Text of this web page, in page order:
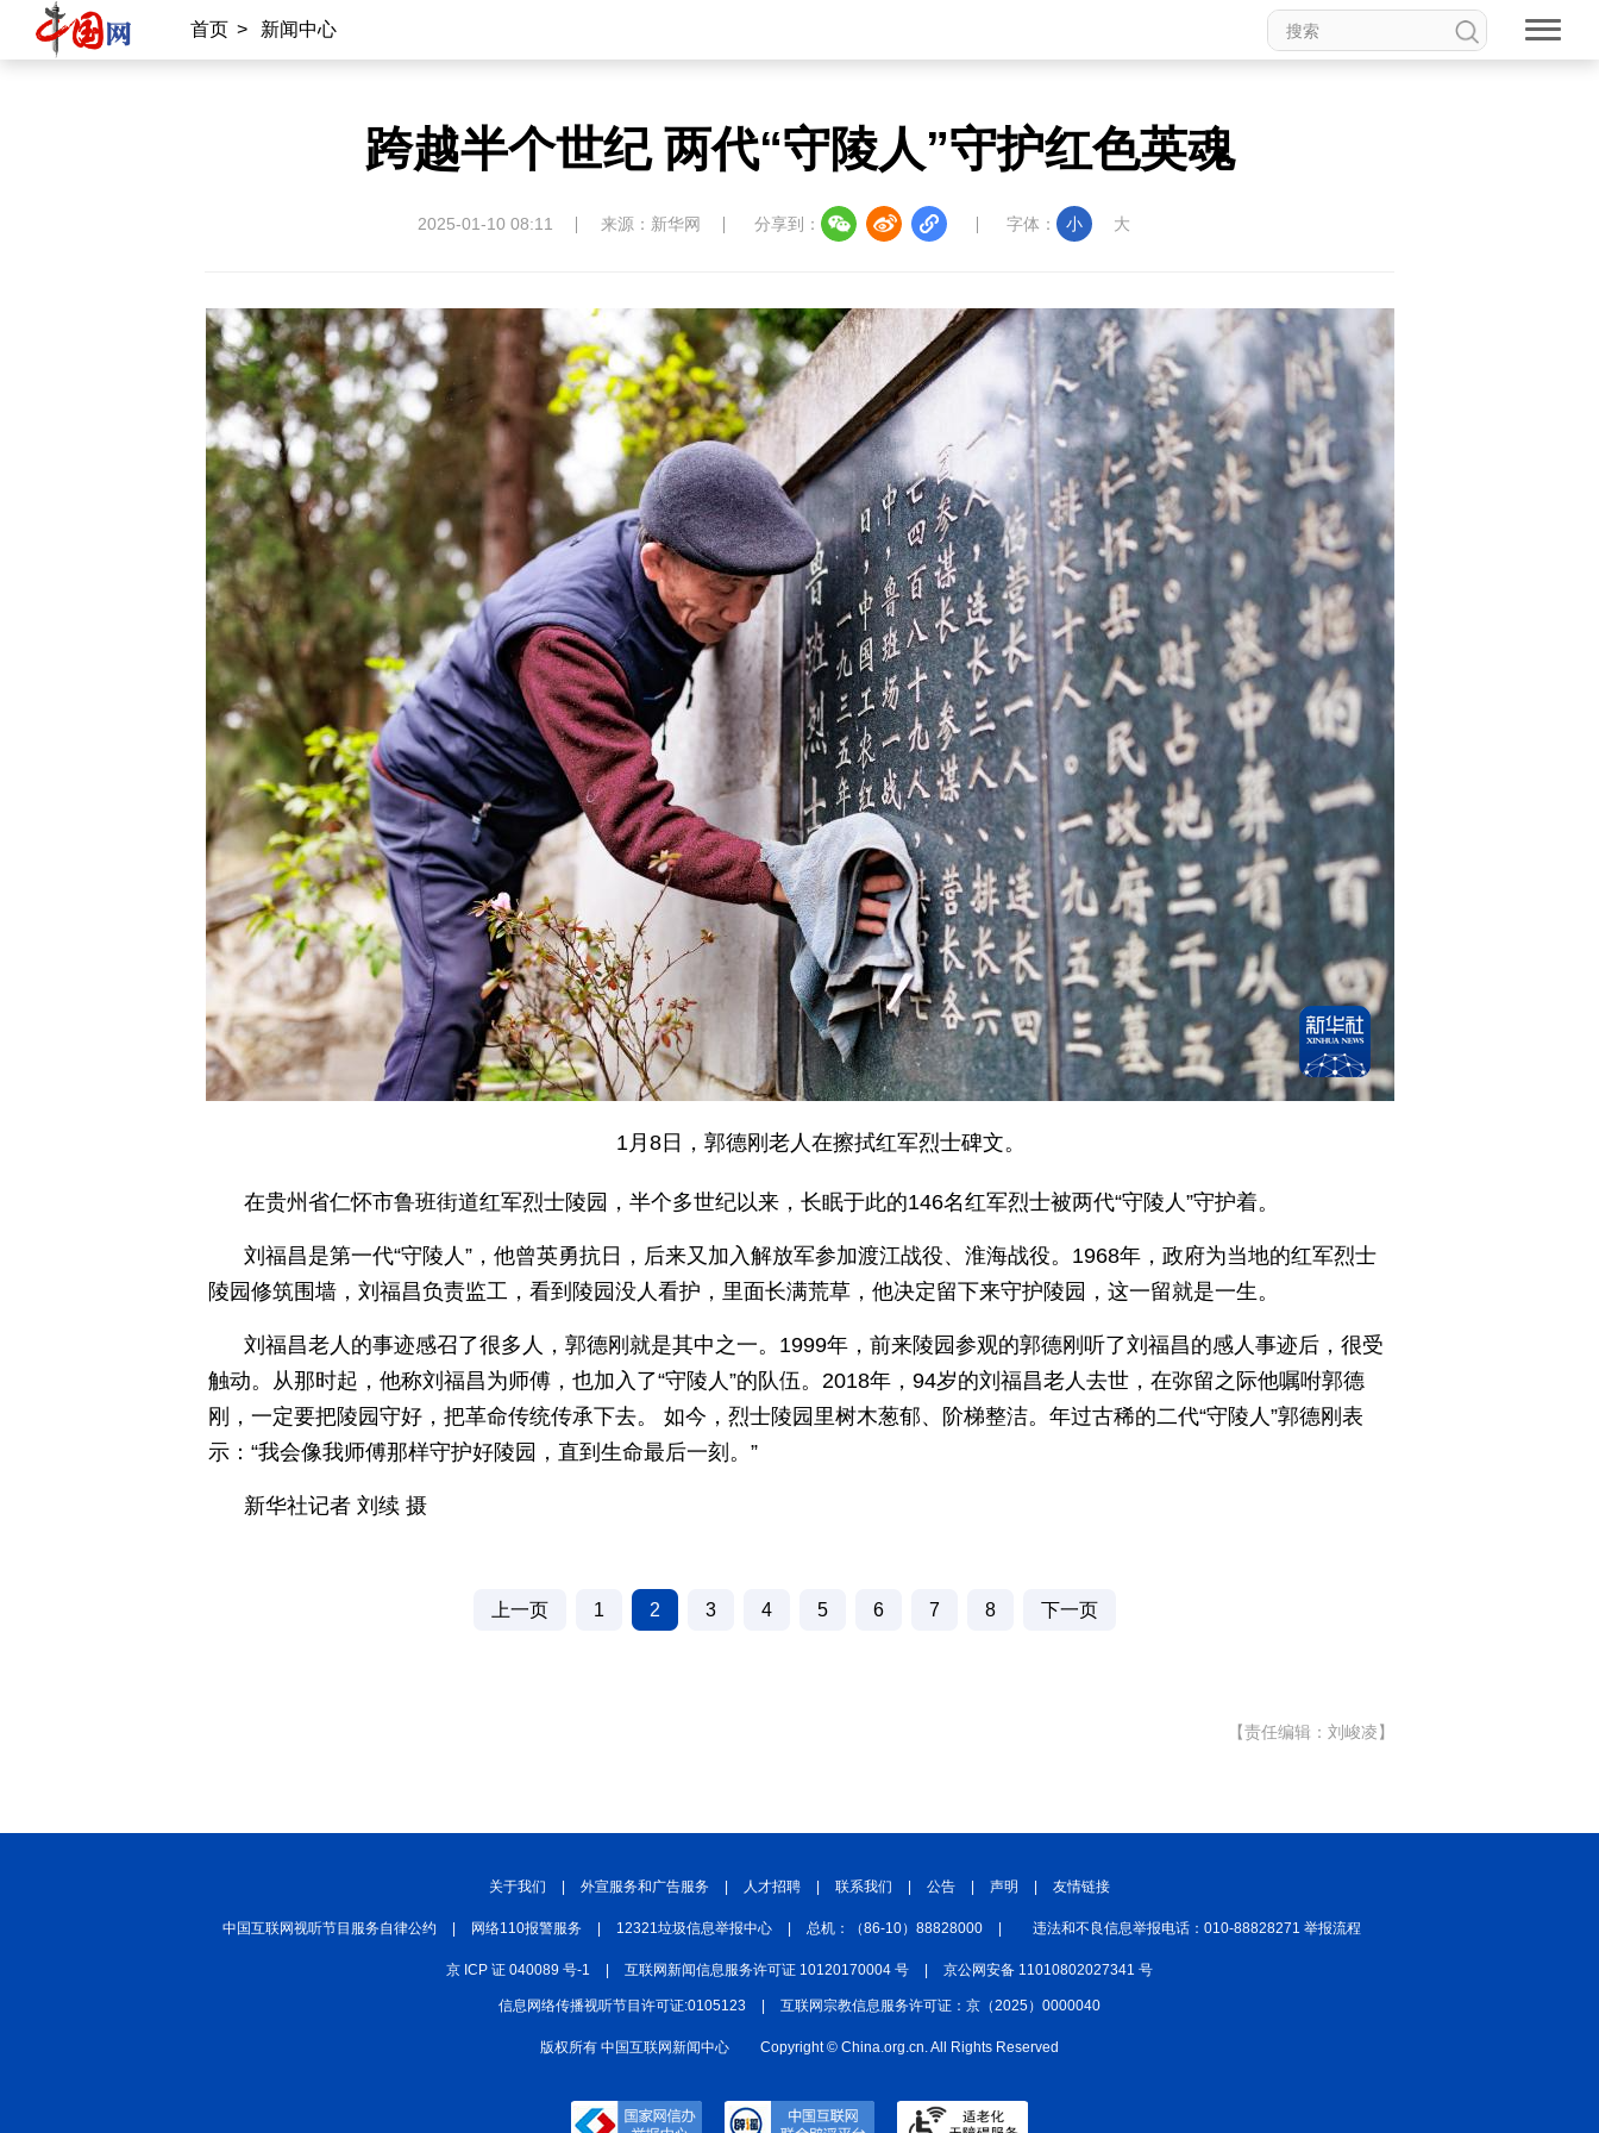
首页 > 新闻中心
跨越半个世纪 两代“守陵人”守护红色英魂
2025-01-10 08:11 来源：新华网 分享到： 字体： 小 大
1月8日，郭德刚老人在擦拭红军烈士碑文。
在贵州省仁怀市鲁班街道红军烈士陵园，半个多世纪以来，长眠于此的146名红军烈士被两代“守陵人”守护着。
刘福昌是第一代“守陵人”，他曾英勇抗日，后来又加入解放军参加渡江战役、淮海战役。1968年，政府为当地的红军烈士
陵园修筑围墙，刘福昌负责监工，看到陵园没人看护，里面长满荒草，他决定留下来守护陵园，这一留就是一生。
刘福昌老人的事迹感召了很多人，郭德刚就是其中之一。1999年，前来陵园参观的郭德刚听了刘福昌的感人事迹后，很受
触动。从那时起，他称刘福昌为师傅，也加入了“守陵人”的队伍。2018年，94岁的刘福昌老人去世，在弥留之际他嘱咐郭德
刚，一定要把陵园守好，把革命传统传承下去。 如今，烈士陵园里树木葱郁、阶梯整洁。年过古稀的二代“守陵人”郭德刚表
示：“我会像我师傅那样守护好陵园，直到生命最后一刻。”
新华社记者 刘续 摄
上一页 1 2 3 4 5 6 7 8 下一页
【责任编辑：刘峻凌】
关于我们 外宣服务和广告服务 人才招聘 联系我们 公告 声明 友情链接
中国互联网视听节目服务自律公约 网络110报警服务 12321垃圾信息举报中心 总机：（86-10）88828000 违法和不良信息举报电话：010-88828271 举报流程
京 ICP 证 040089 号-1 互联网新闻信息服务许可证 10120170004 号 京公网安备 11010802027341 号
信息网络传播视听节目许可证:0105123 互联网宗教信息服务许可证：京（2025）0000040
版权所有 中国互联网新闻中心 Copyright © China.org.cn. All Rights Reserved